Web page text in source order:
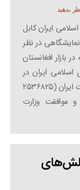
بدهید
ایران کابل
در نظر
بازار افغانستان
ایران در
افغانستان را با مجوز سازمان توسعه تجارت ایران (۲۵۳۶۸۲۵
و موافقت وزارت